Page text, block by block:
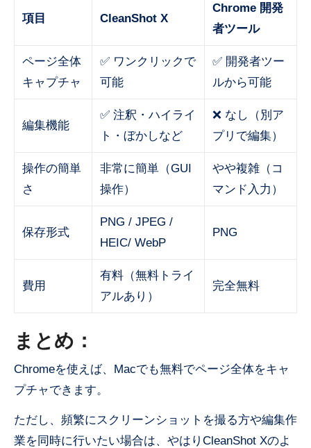
項目 CleanShot X
Chrome 開発
者ツール
ページ全体
キャプチャ
✅ ワンクリックで
可能
✅ 開発者ツー
ルから可能
編集機能
✅ 注釈・ハイライ
ト・ぼかしなど
❌ なし（別ア
プリで編集）
操作の簡単
さ
非常に簡単（GUI
操作）
やや複雑（コ
マンド入力）
保存形式
PNG / JPEG /
HEIC/ WebP
PNG
費用
有料（無料トライ
アルあり）
完全無料
まとめ：
Chromeを使えば、Macでも無料でページ全体をキャ
プチャできます。
ただし、頻繁にスクリーンショットを撮る方や編集作
業を同時に行いたい場合は、やはりCleanShot Xのよ